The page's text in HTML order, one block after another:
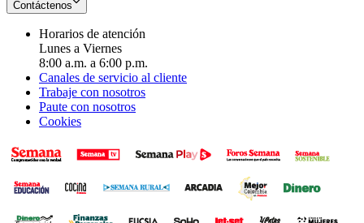
Contáctenos
Horarios de atención
Lunes a Viernes
8:00 a.m. a 6:00 p.m.
Canales de servicio al cliente
Trabaje con nosotros
Paute con nosotros
Cookies